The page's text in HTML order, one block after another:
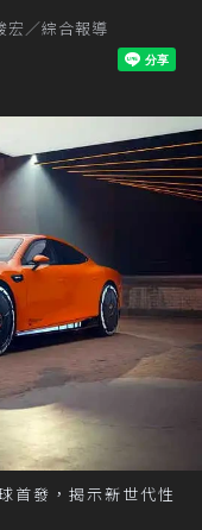
宏／綜合報導
首發，揭示新世代性